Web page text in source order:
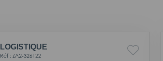
LOGISTIQUE
Réf : ZA2-326122